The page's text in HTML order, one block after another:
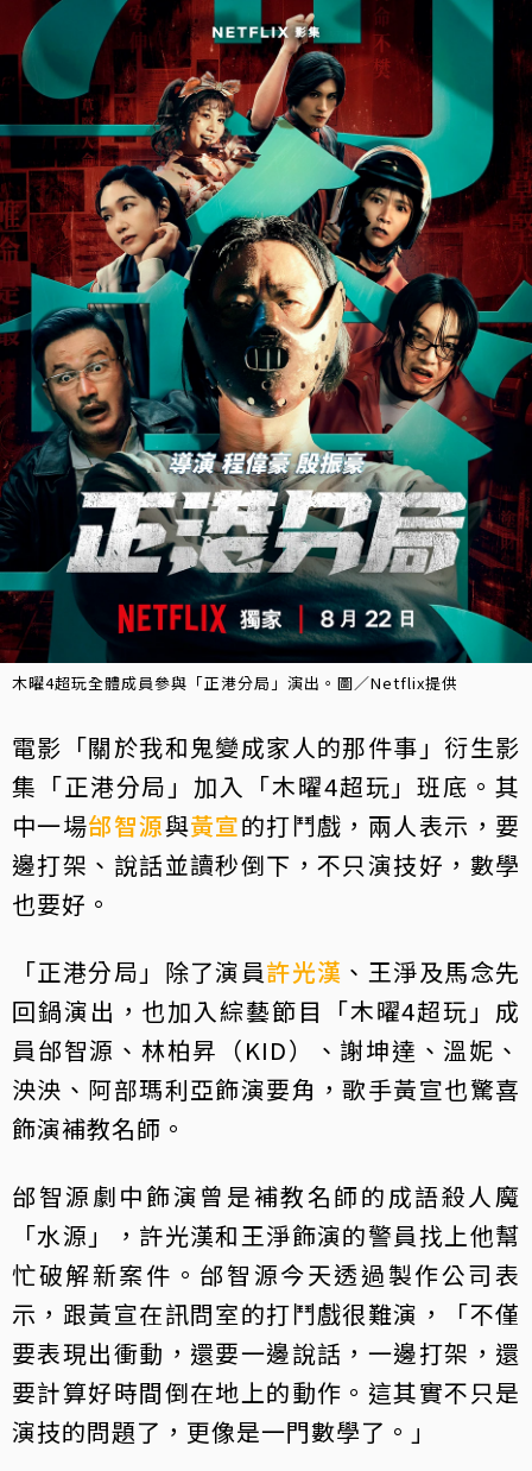
木曜4超玩全體成員參與「正港分局」演出。圖／Netflix提供
電影「關於我和鬼變成家人的那件事」衍生影
集「正港分局」加入「木曜4超玩」班底。其
中一場邰智源與黃宣的打鬥戲，兩人表示，要
邊打架、說話並讀秒倒下，不只演技好，數學
也要好。
「正港分局」除了演員許光漢 、王淨及馬念先
回鍋演出，也加入綜藝節目「木曜4超玩」成
員邰智源、林柏昇（KID）、謝坤達、溫妮、
泱泱、阿部瑪利亞飾演要角，歌手黃宣也驚喜
飾演補教名師。
邰智源劇中飾演曾是補教名師的成語殺人魔
「水源」，許光漢和王淨飾演的警員找上他幫
忙破解新案件。邰智源今天透過製作公司表
示，跟黃宣在訊問室的打鬥戲很難演，「不僅
要表現出衝動，還要一邊說話，一邊打架，還
要計算好時間倒在地上的動作。這其實不只是
演技的問題了，更像是一門數學了。」